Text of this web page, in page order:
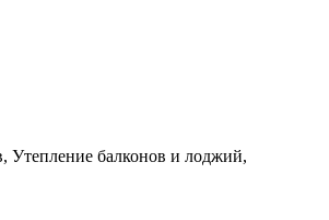
Утепление балконов и лоджий,